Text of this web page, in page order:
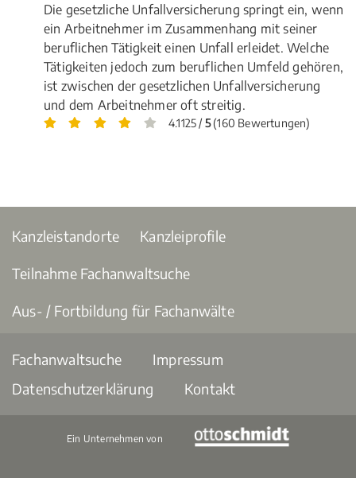
Die gesetzliche Unfallversicherung springt ein, wenn
ein Arbeitnehmer im Zusammenhang mit seiner
beruflichen Tätigkeit einen Unfall erleidet. Welche
Tätigkeiten jedoch zum beruflichen Umfeld gehören,
ist zwischen der gesetzlichen Unfallversicherung
und dem Arbeitnehmer oft streitig.
4.1125 / 5(160 Bewertungen)
Kanzleistandorte Kanzleiprofile
Teilnahme Fachanwaltsuche
Aus- / Fortbildung für Fachanwälte
Fachanwaltsuche
Impressum
Datenschutzerklärung
Kontakt
Ein Unternehmen von